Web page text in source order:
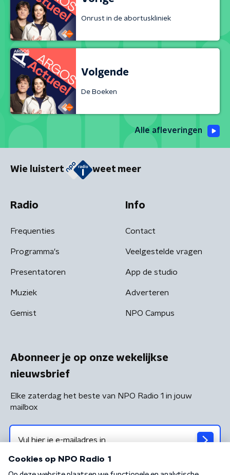
Onrust in de abortuskliniek
Volgende
De Boeken
Alle afleveringen
Wie luistert weet meer
Radio
Frequenties
Programma's
Presentatoren
Muziek
Gemist
Info
Contact
Veelgestelde vragen
App de studio
Adverteren
NPO Campus
Abonneer je op onze wekelijkse
nieuwsbrief
Elke zaterdag het beste van NPO Radio 1 in jouw
mailbox